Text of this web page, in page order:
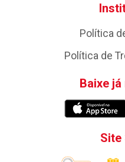
Política
Política de
Baixe
Site